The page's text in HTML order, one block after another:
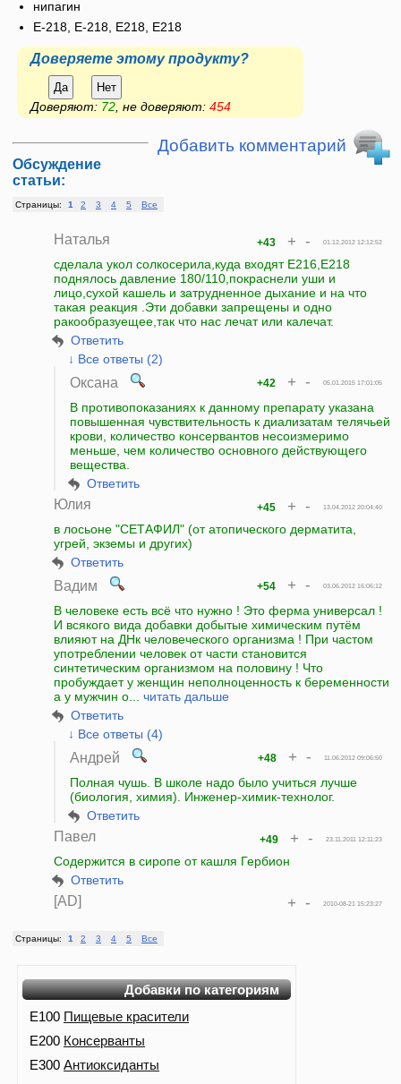
нипагин
E-218, Е-218, Е218, E218
Доверяете этому продукту?
Да Нет
Доверяют: 72 , не доверяют: 454
Добавить комментарий
Обсуждение
статьи:
Страницы: 1 2 3 4 5 Все
Наталья 01.12.2012 12:12:52
+43 + -
сделала укол солкосерила,куда входят Е216,Е218
поднялось давление 180/110,покраснели уши и
лицо,сухой кашель и затрудненное дыхание и на что
такая реакция .Эти добавки запрещены и одно
ракообразуещее,так что нас лечат или калечат.
Ответить
↓ Все ответы (2)
Оксана 05.01.2015 17:01:05
+42 + -
В противопоказаниях к данному препарату указана
повышенная чувствительность к диализатам телячьей
крови, количество консервантов несоизмеримо
меньше, чем количество основного действующего
вещества.
Ответить
Юлия 13.04.2012 20:04:40
+45 + -
в лосьоне "СЕТАФИЛ" (от атопического дерматита,
угрей, экземы и других)
Ответить
Вадим 03.06.2012 16:06:12
+54 + -
В человеке есть всё что нужно ! Это ферма универсал !
И всякого вида добавки добытые химическим путём
влияют на ДНк человеческого организма ! При частом
употреблении человек от части становится
синтетическим организмом на половину ! Что
пробуждает у женщин неполноценность к беременности
а у мужчин о... читать дальше
Ответить
↓ Все ответы (4)
Андрей 11.06.2012 09:06:50
+48 + -
Полная чушь. В школе надо было учиться лучше
(биология, химия). Инженер-химик-технолог.
Ответить
Павел 23.11.2011 12:11:23
+49 + -
Содержится в сиропе от кашля Гербион
Ответить
[AD] 2010-08-21 15:23:27
+ -
Страницы: 1 2 3 4 5 Все
Добавки по категориям
E100 Пищевые красители
E200 Консерванты
E300 Антиоксиданты